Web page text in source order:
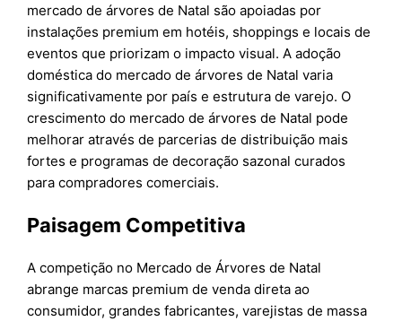
mercado de árvores de Natal são apoiadas por
instalações premium em hotéis, shoppings e locais de
eventos que priorizam o impacto visual. A adoção
doméstica do mercado de árvores de Natal varia
significativamente por país e estrutura de varejo. O
crescimento do mercado de árvores de Natal pode
melhorar através de parcerias de distribuição mais
fortes e programas de decoração sazonal curados
para compradores comerciais.
Paisagem Competitiva
A competição no Mercado de Árvores de Natal
abrange marcas premium de venda direta ao
consumidor, grandes fabricantes, varejistas de massa